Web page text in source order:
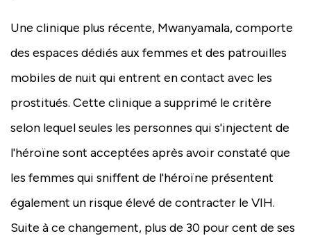
Une clinique plus récente, Mwanyamala, comporte
des espaces dédiés aux femmes et des patrouilles
mobiles de nuit qui entrent en contact avec les
prostitués. Cette clinique a supprimé le critère
selon lequel seules les personnes qui s'injectent de
l'héroïne sont acceptées après avoir constaté que
les femmes qui sniffent de l'héroïne présentent
également un risque élevé de contracter le VIH.
Suite à ce changement, plus de 30 pour cent de ses